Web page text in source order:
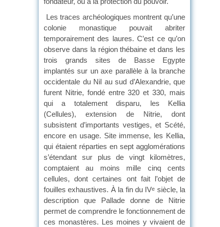
Les traces archéologiques montrent qu’une
colonie monastique pouvait abriter
temporairement des laures. C’est ce qu’on
observe dans la région thébaine et dans les
trois grands sites de Basse Egypte
implantés sur un axe parallèle à la branche
occidentale du Nil au sud d’Alexandrie, que
furent Nitrie, fondé entre 320 et 330, mais
qui a totalement disparu, les Kellia
(Cellules), extension de Nitrie, dont
subsistent d’importants vestiges, et Scété,
encore en usage. Site immense, les Kellia,
qui étaient réparties en sept agglomérations
s’étendant sur plus de vingt kilomètres,
comptaient au moins mille cinq cents
cellules, dont certaines ont fait l’objet de
fouilles exhaustives. À la fin du IVe siècle, la
description que Pallade donne de Nitrie
permet de comprendre le fonctionnement de
ces monastères. Les moines y vivaient de